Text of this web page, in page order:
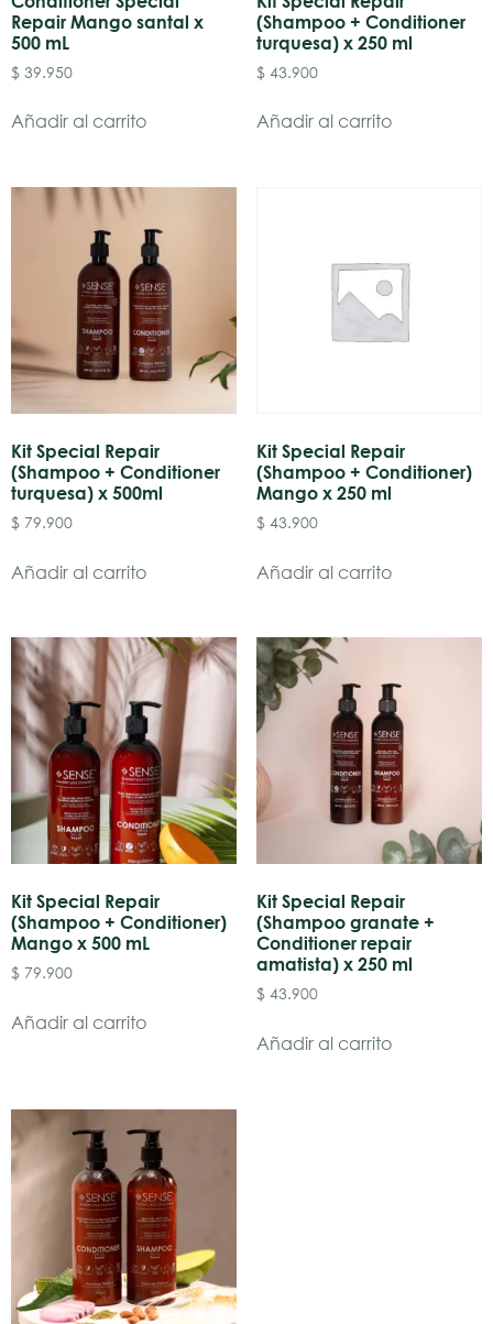
Repair Mango santal x
500 mL
$ 39.950
Añadir al carrito
(Shampoo + Conditioner
turquesa) x 250 ml
$43.900
Añadir al carrito
Kit Special Repair
(Shampoo + Conditioner
turquesa) x 500ml
$ 79.900
Añadir al carrito
Kit Special Repair
(Shampoo + Conditioner)
Mango x 250 ml
$43.900
Añadir al carrito
Kit Special Repair
(Shampoo + Conditioner)
Mango x 500 mL
$ 79.900
Añadir al carrito
Kit Special Repair
(Shampoo granate +
Conditioner repair
amatista) x 250 ml
$43.900
Añadir al carrito